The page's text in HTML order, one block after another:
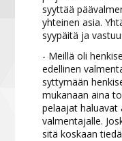
syyttää
yhteinen asia.
syypäitä ja
- Meillä oli
edellinen
syttymään
mukanaan aina
pelaajat haluavat
valmentajalle.
sitä koskaan